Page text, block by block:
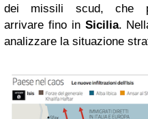
dei missili scud, che
arrivare fino in Sicilia.
analizzare la situazione